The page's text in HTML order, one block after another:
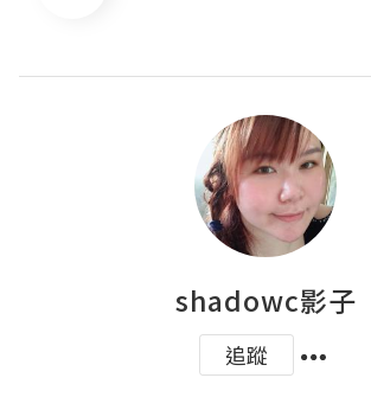
shadowc影子
追蹤